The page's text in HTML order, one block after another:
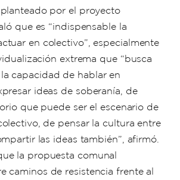
por el proyecto
que es “indispensable la
en colectivo”, especialmente
extrema que “busca
capacidad de hablar en
ideas de soberanía, de
que puede ser el escenario de
de pensar la cultura entre
las ideas también”, afirmó.
la propuesta comunal
caminos de resistencia frente al